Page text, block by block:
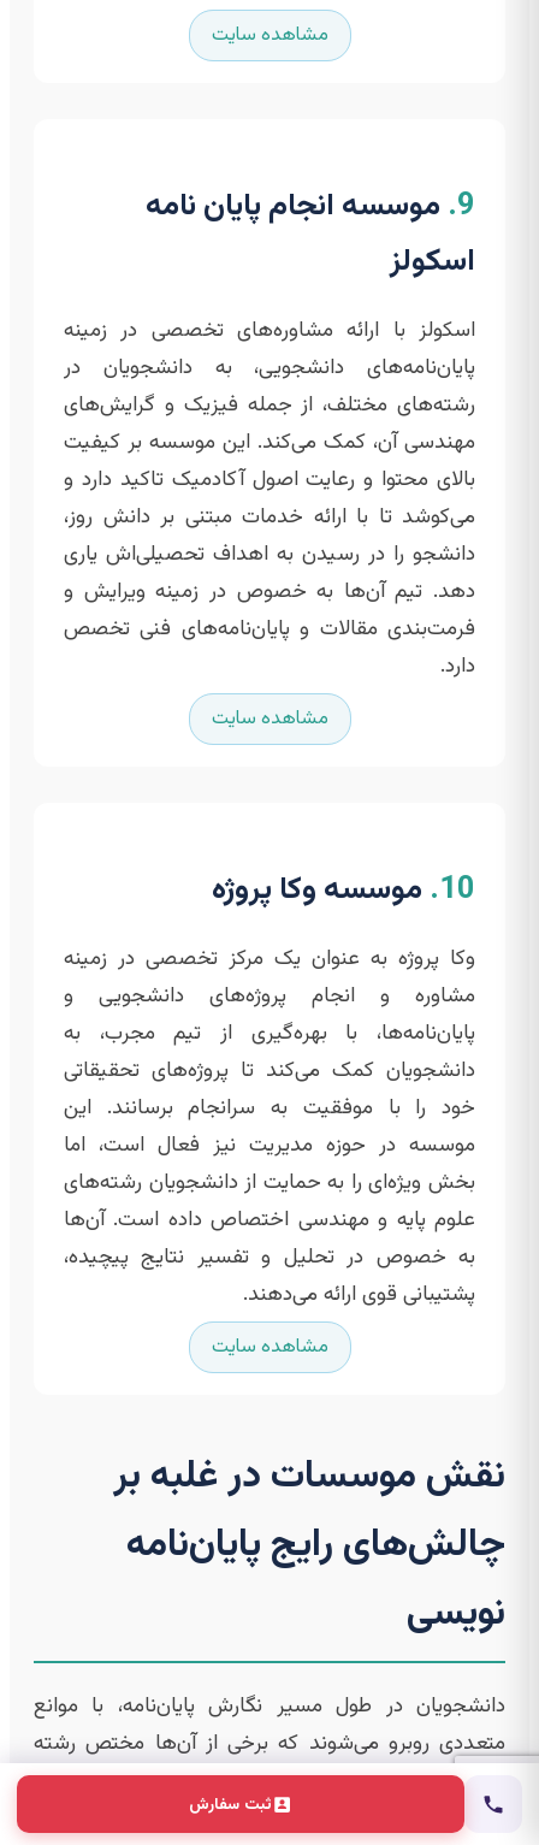
ثبت سفارش
مشاهده سایت
9. موسسه انجام پایان نامه
اسکولز
اسکولز با ارائه مشاوره‌های تخصصی در زمینه
پایان‌نامه‌های دانشجویی، به دانشجویان در
رشته‌های مختلف، از جمله فیزیک و گرایش‌های
مهندسی آن، کمک می‌کند. این موسسه بر کیفیت
بالای محتوا و رعایت اصول آکادمیک تاکید دارد و
می‌کوشد تا با ارائه خدمات مبتنی بر دانش روز،
دانشجو را در رسیدن به اهداف تحصیلی‌اش یاری
دهد. تیم آن‌ها به خصوص در زمینه ویرایش و
فرمت‌بندی مقالات و پایان‌نامه‌های فنی تخصص
دارد.
مشاهده سایت
10. موسسه وکا پروژه
وکا پروژه به عنوان یک مرکز تخصصی در زمینه
مشاوره و انجام پروژه‌های دانشجویی و
پایان‌نامه‌ها، با بهره‌گیری از تیم مجرب، به
دانشجویان کمک می‌کند تا پروژه‌های تحقیقاتی
خود را با موفقیت به سرانجام برسانند. این
موسسه در حوزه مدیریت نیز فعال است، اما
بخش ویژه‌ای را به حمایت از دانشجویان رشته‌های
علوم پایه و مهندسی اختصاص داده است. آن‌ها
به خصوص در تحلیل و تفسیر نتایج پیچیده،
پشتیبانی قوی ارائه می‌دهند.
مشاهده سایت
نقش موسسات در غلبه بر
چالش‌های رایج پایان‌نامه
نویسی
دانشجویان در طول مسیر نگارش پایان‌نامه، با موانع
متعددی روبرو می‌شوند که برخی از آن‌ها مختص رشته
فیزیک مهندسی راکتور هستند. موسسات معتبر با ارائه
خدمات هدفمند، به دانشجویان کمک می‌کنند تا این